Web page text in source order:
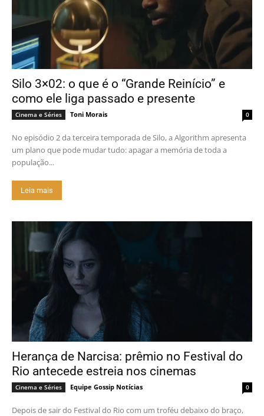
Silo 3×02: o que é o “Grande Reinício” e
como ele liga passado e presente
Cinema e Séries Toni Morais 0
No episódio 2 da terceira temporada de Silo, a Algorithm apresenta
um plano que pode mudar tudo: apagar a memória de toda a
população...
Leia mais
Herança de Narcisa: prêmio no Festival do
Rio antecede estreia nos cinemas
Cinema e Séries Equipe Gossip Notícias 0
Depois de sair do Festival do Rio com um troféu debaixo do braço,